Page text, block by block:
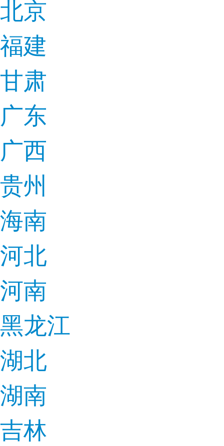
北京
福建
甘肃
广东
广西
贵州
海南
河北
河南
黑龙江
湖北
湖南
吉林